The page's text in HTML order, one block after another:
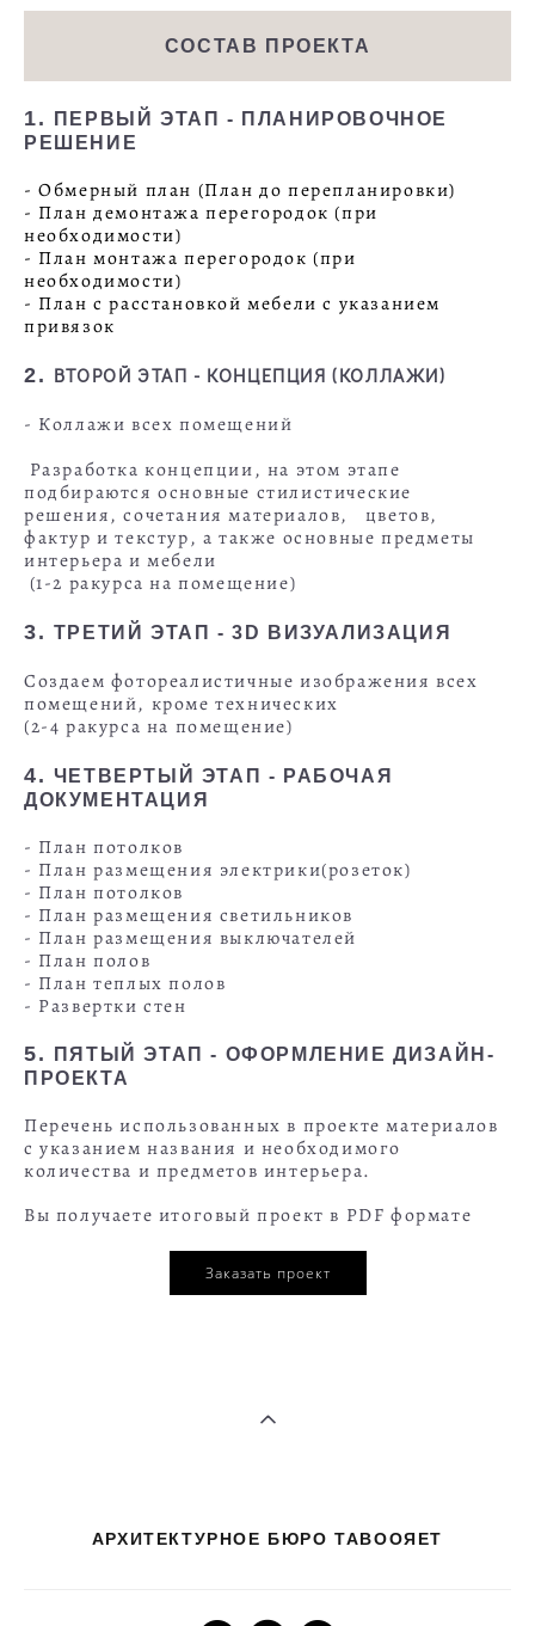
СОСТАВ ПРОЕКТА
1.
ПЕРВЫЙ ЭТАП - ПЛАНИРОВОЧНОЕ
РЕШЕНИЕ
- Обмерный план (План до перепланировки)
- План демонтажа перегородок (при
необходимости)
- План монтажа перегородок (при
необходимости)
- План с расстановкой мебели с указанием
привязок
2. ВТОРОЙ ЭТАП - КОНЦЕПЦИЯ (КОЛЛАЖИ)
- Коллажи всех помещений
Разработка концепции, на этом этапе
подбираются основные стилистические
решения, сочетания материалов, цветов,
фактур и текстур, а также основные предметы
интерьера и мебели
(1-2 ракурса на помещение)
3. ТРЕТИЙ ЭТАП - 3D ВИЗУАЛИЗАЦИЯ
Создаем фотореалистичные изображения всех
помещений, кроме технических
(2-4 ракурса на помещение)
4. ЧЕТВЕРТЫЙ ЭТАП - РАБОЧАЯ
ДОКУМЕНТАЦИЯ
- План потолков
- План размещения электрики(розеток)
- План потолков
- План размещения светильников
- План размещения выключателей
- План полов
- План теплых полов
- Развертки стен
5. ПЯТЫЙ ЭТАП - ОФОРМЛЕНИЕ ДИЗАЙН-
ПРОЕКТА
Перечень использованных в проекте материалов
с указанием названия и необходимого
количества и предметов интерьера.
Вы получаете итоговый проект в PDF формате
Заказать проект
АРХИТЕКТУРНОЕ БЮРО TABOOЯET